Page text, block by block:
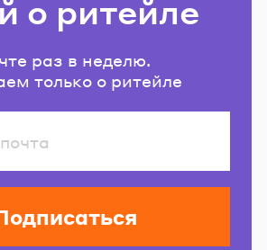
о ритейле
раз в неделю.
только о ритейле